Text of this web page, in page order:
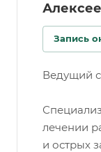
Запись
Ведущий
лечении
и острых